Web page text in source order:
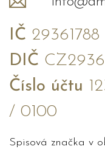
IČ 29361788
DIČ
Číslo účtu
/ 0100
Spisová značka v